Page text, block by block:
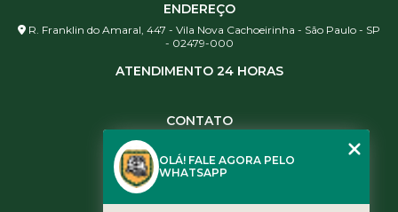
ENDEREÇO
R. Franklin do Amaral, 447 - Vila Nova Cachoeirinha - São Paulo - SP
- 02479-000
ATENDIMENTO 24 HORAS
CONTATO
(11) 3461-5871
contato@leaoservicos.com.br
OLÁ! FALE AGORA PELO
WHATSAPP